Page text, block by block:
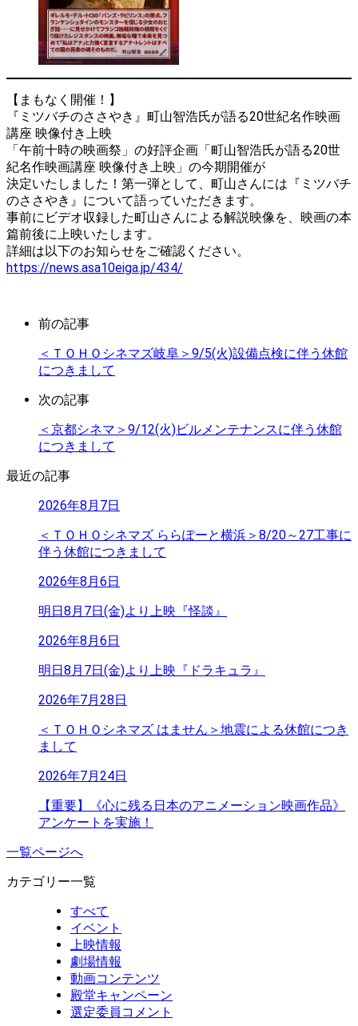
【まもなく開催！】
『ミツバチのささやき』町山智浩氏が語る20世紀名作映画
講座 映像付き上映
「午前十時の映画祭」の好評企画「町山智浩氏が語る20世
紀名作映画講座 映像付き上映」の今期開催が
決定いたしました！第一弾として、町山さんには『ミツバチ
のささやき』について語っていただきます。
事前にビデオ収録した町山さんによる解説映像を、映画の本
篇前後に上映いたします。
詳細は以下のお知らせをご確認ください。
https://news.asa10eiga.jp/434/
前の記事
＜ＴＯＨＯシネマズ岐阜＞9/5(火)設備点検に伴う休館
につきまして
次の記事
＜京都シネマ＞9/12(火)ビルメンテナンスに伴う休館
につきまして
最近の記事
2026年8月7日
＜ＴＯＨＯシネマズ ららぽーと横浜＞8/20～27工事に
伴う休館につきまして
2026年8月6日
明日8月7日(金)より上映『怪談』
2026年8月6日
明日8月7日(金)より上映『ドラキュラ』
2026年7月28日
＜ＴＯＨＯシネマズ はません＞地震による休館につき
まして
2026年7月24日
【重要】《心に残る日本のアニメーション映画作品》
アンケートを実施！
一覧ページへ
カテゴリー一覧
すべて
イベント
上映情報
劇場情報
動画コンテンツ
殿堂キャンペーン
選定委員コメント